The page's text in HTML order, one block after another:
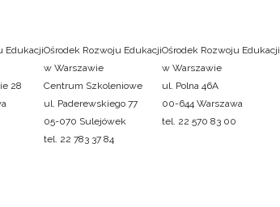
Edukacji
28
Ośrodek Rozwoju Edukacji
w Warszawie
Centrum Szkoleniowe
ul. Paderewskiego 77
05-070 Sulejówek
tel. 22 783 37 84
Ośrodek Rozwoju Edukacji
w Warszawie
ul. Polna 46A
00-644 Warszawa
tel. 22 570 83 00